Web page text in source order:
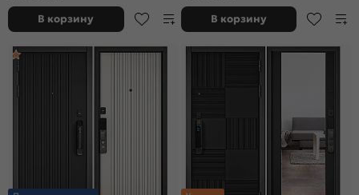
В корзину В корзину